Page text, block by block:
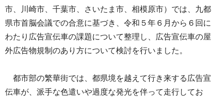
市、川崎市、千葉市、さいたま市、相模原市）では、九都
県市首脳会議での合意に基づき、令和５年６月から６回に
わたり広告宣伝車の課題について整理し、広告宣伝車の屋
外広告物規制のあり方について検討を行いました。
都市部の繁華街では、都県境を越えて行き来する広告宣
伝車が、派手な色遣いや過度な発光を伴って走行してお